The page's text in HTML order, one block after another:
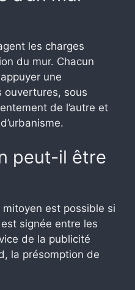
les charges
du mur. Chacun
une
ouvertures, sous
de l’autre et
peut-il être
mitoyen est possible si
signée entre les
de la publicité
la présomption de